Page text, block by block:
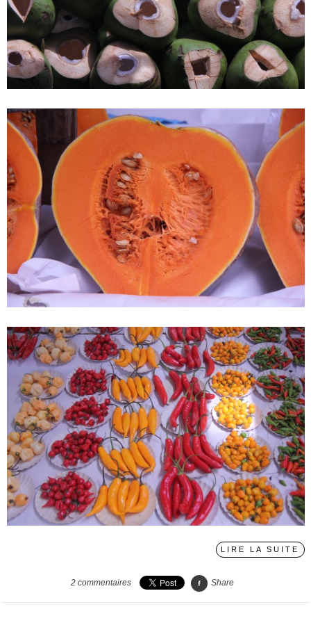
LIRE LA SUITE
2 commentaires Share